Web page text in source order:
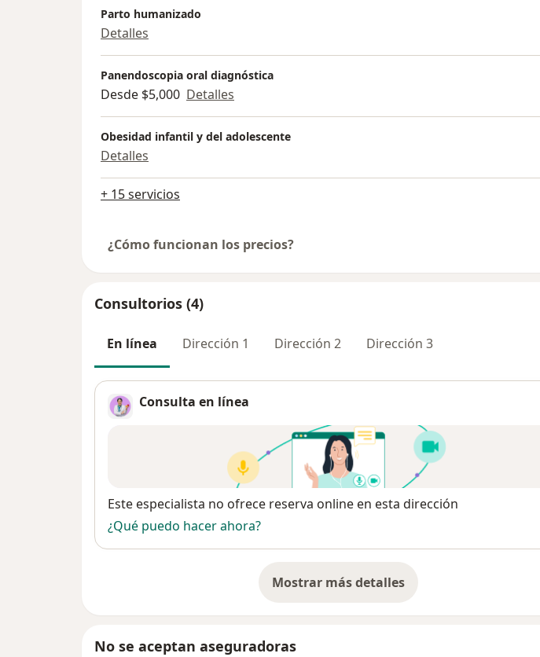
Parto humanizado
Detalles
Panendoscopia oral diagnóstica
Desde $5,000 Detalles
Obesidad infantil y del adolescente
Detalles
+ 15 servicios
¿Cómo funcionan los precios?
Consultorios (4)
En línea Dirección 1 Dirección 2 Dirección 3
Consulta en línea
Disponibilidad
Este especialista no ofrece reserva online en esta dirección
¿Qué puedo hacer ahora?
Mostrar más detalles
sobre la dirección
No se aceptan aseguradoras